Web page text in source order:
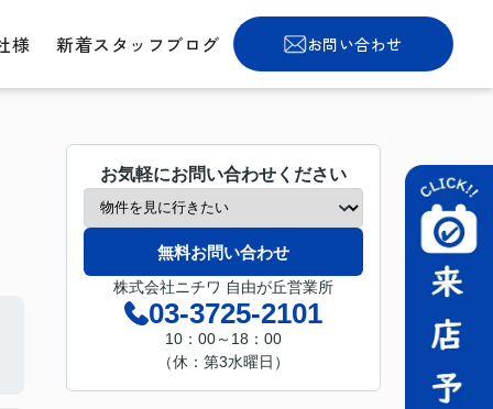
様 新着スタッフブログ お問い合わせ
お気軽にお問い合わせください
無料お問い合わせ
株式会社ニチワ 自由が丘営業所
03-3725-2101
10：00～18：00
（休：第3水曜日）